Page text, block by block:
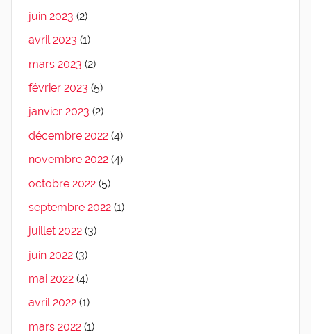
juin 2023 (2)
avril 2023 (1)
mars 2023 (2)
février 2023 (5)
janvier 2023 (2)
décembre 2022 (4)
novembre 2022 (4)
octobre 2022 (5)
septembre 2022 (1)
juillet 2022 (3)
juin 2022 (3)
mai 2022 (4)
avril 2022 (1)
mars 2022 (1)